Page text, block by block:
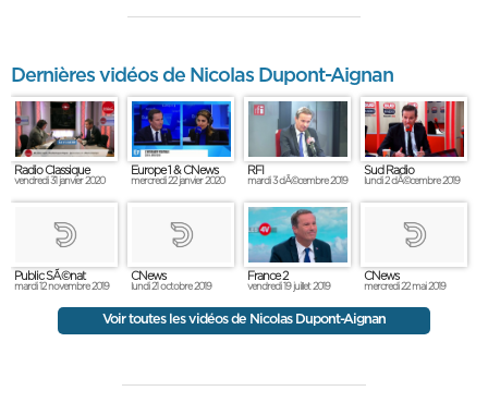
Dernières vidéos de Nicolas Dupont-Aignan
Radio Classique
vendredi 31 janvier 2020
Europe 1 & CNews
mercredi 22 janvier 2020
RFI
mardi 3 dÃ©cembre 2019
Sud Radio
lundi 2 dÃ©cembre 2019
Public SÃ©nat
mardi 12 novembre 2019
CNews
lundi 21 octobre 2019
France 2
vendredi 19 juillet 2019
CNews
mercredi 22 mai 2019
Voir toutes les vidéos de Nicolas Dupont-Aignan